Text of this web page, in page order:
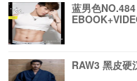
蓝男色
RAW3 黑皮硬